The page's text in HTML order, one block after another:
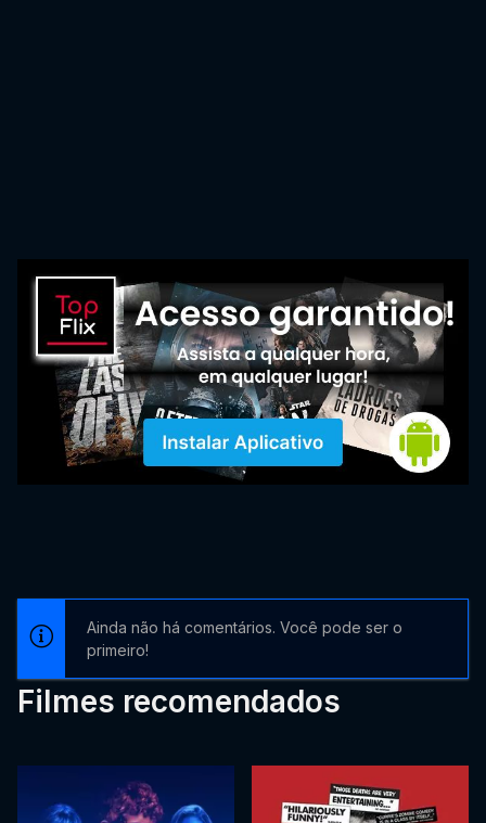
Ainda não há comentários. Você pode ser o
primeiro!
Filmes recomendados